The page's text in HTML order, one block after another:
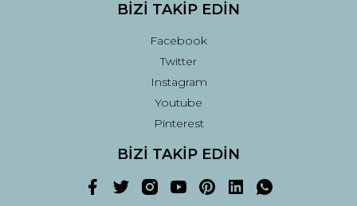
BİZİ TAKİP EDİN
Facebook
Twitter
Instagram
Youtube
Pinterest
BİZİ TAKİP EDİN